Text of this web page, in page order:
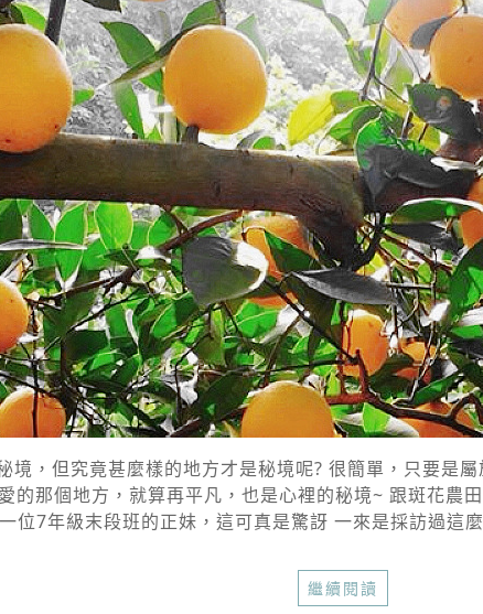
境，但究竟甚麼樣的地方才是秘境呢? 很簡單，只要是
的那個地方，就算再平凡，也是心裡的秘境~ 跟斑花農
位7年級末段班的正妹，這可真是驚訝 一來是採訪過這
繼續閱讀